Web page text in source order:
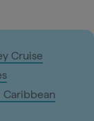
Cruise
Caribbean